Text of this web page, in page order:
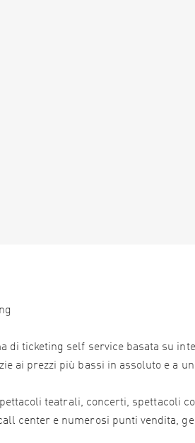
di ticketing self service basata su
ai prezzi più bassi in assoluto e a
teatrali, concerti, spettacoli
center e numerosi punti vendita,